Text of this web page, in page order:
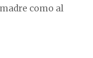
como al